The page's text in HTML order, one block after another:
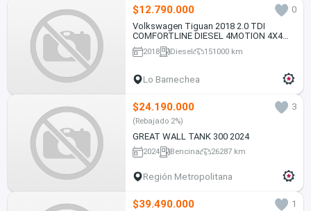
$12.790.000
0
Volkswagen Tiguan 2018 2.0 TDI
COMFORTLINE DIESEL 4MOTION 4X4
150HP 5A AT 5P.
2018 Diesel 151000 km
Lo Barnechea
$24.190.000 3
(Rebajado 2%)
GREAT WALL TANK 300 2024
2024 Bencina 26287 km
Región Metropolitana
$39.490.000 1